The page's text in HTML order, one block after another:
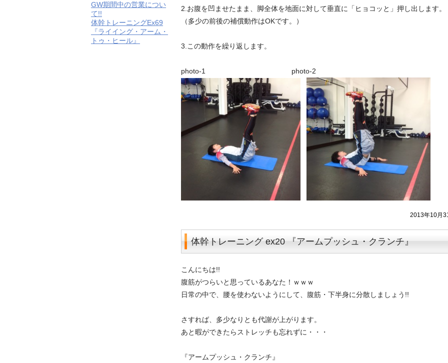
GW期間中の営業につい
て!!
体幹トレーニングEx69
『ライイング・アーム・
トゥ・ヒール』
2.お腹を凹ませたまま、脚全体を地面に対して垂直に「ヒョコッと」押し出します。
（多少の前後の補償動作はOKです。）
3.この動作を繰り返します。
photo-1 photo-2
2013年10月
体幹トレーニング ex20 『アームプッシュ・クランチ』
こんにちは!!
腹筋がつらいと思っているあなた！ｗｗｗ
日常の中で、腰を使わないようにして、腹筋・下半身に分散しましょう!!
さすれば、多少なりとも代謝が上がります。
あと暇ができたらストレッチも忘れずに・・・
『アームプッシュ・クランチ』